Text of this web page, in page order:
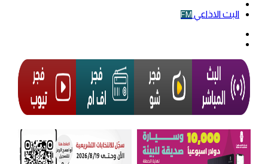
البث الاذاعي FM